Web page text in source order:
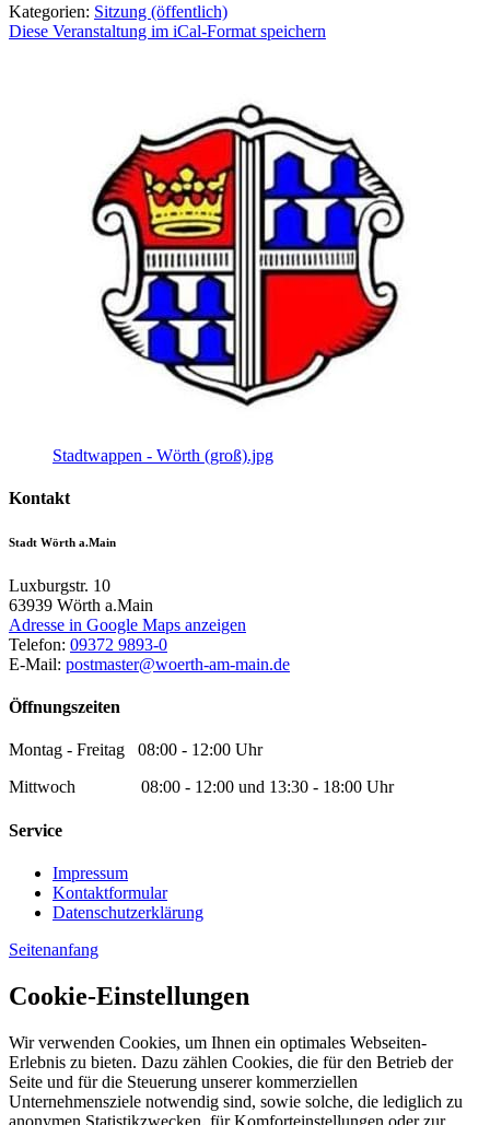
Kategorien: Sitzung (öffentlich)
Diese Veranstaltung im iCal-Format speichern
Stadtwappen - Wörth (groß).jpg
Kontakt
Stadt Wörth a.Main
Luxburgstr. 10
63939 Wörth a.Main
Adresse in Google Maps anzeigen
Telefon: 09372 9893-0
E-Mail: postmaster@woerth-am-main.de
Öffnungszeiten
Montag - Freitag 08:00 - 12:00 Uhr
Mittwoch 08:00 - 12:00 und 13:30 - 18:00 Uhr
Service
Impressum
Kontaktformular
Datenschutzerklärung
Seitenanfang
Cookie-Einstellungen
Wir verwenden Cookies, um Ihnen ein optimales Webseiten-
Erlebnis zu bieten. Dazu zählen Cookies, die für den Betrieb der
Seite und für die Steuerung unserer kommerziellen
Unternehmensziele notwendig sind, sowie solche, die lediglich zu
anonymen Statistikzwecken, für Komforteinstellungen oder zur